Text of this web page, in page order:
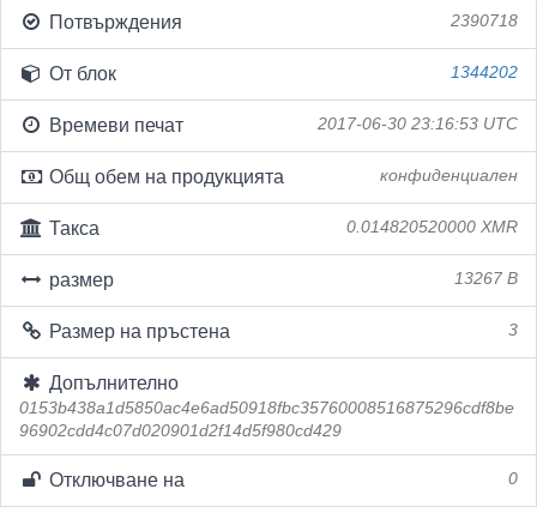
Потвърждения 2390718
От блок 1344202
Времеви печат 2017-06-30 23:16:53 UTC
Общ обем на продукцията конфиденциален
Такса 0.014820520000 XMR
размер 13267 B
Размер на пръстена 3
Допълнително
0153b438a1d5850ac4e6ad50918fbc35760008516875296cdf8be
96902cdd4c07d020901d2f14d5f980cd429
Отключване на 0